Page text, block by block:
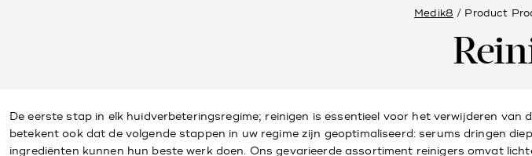
Medik8 / Product
De eerste stap in elk huidverbeteringsregime; reinigen is essentieel voor het verwijderen
betekent ook dat de volgende stappen in uw regime zijn geoptimaliseerd: serums dringen
ingrediënten kunnen hun beste werk doen. Ons gevarieerde assortiment reinigers omvat